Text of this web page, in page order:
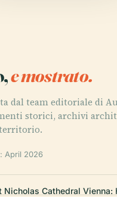
e mostrato.
dal team editoriale di
storici, archivi
April 2026
Cathedral Vienna: